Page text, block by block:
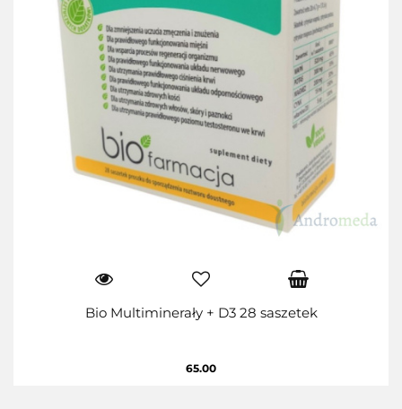
Bio Multiminerały + D3 28 saszetek
65.00